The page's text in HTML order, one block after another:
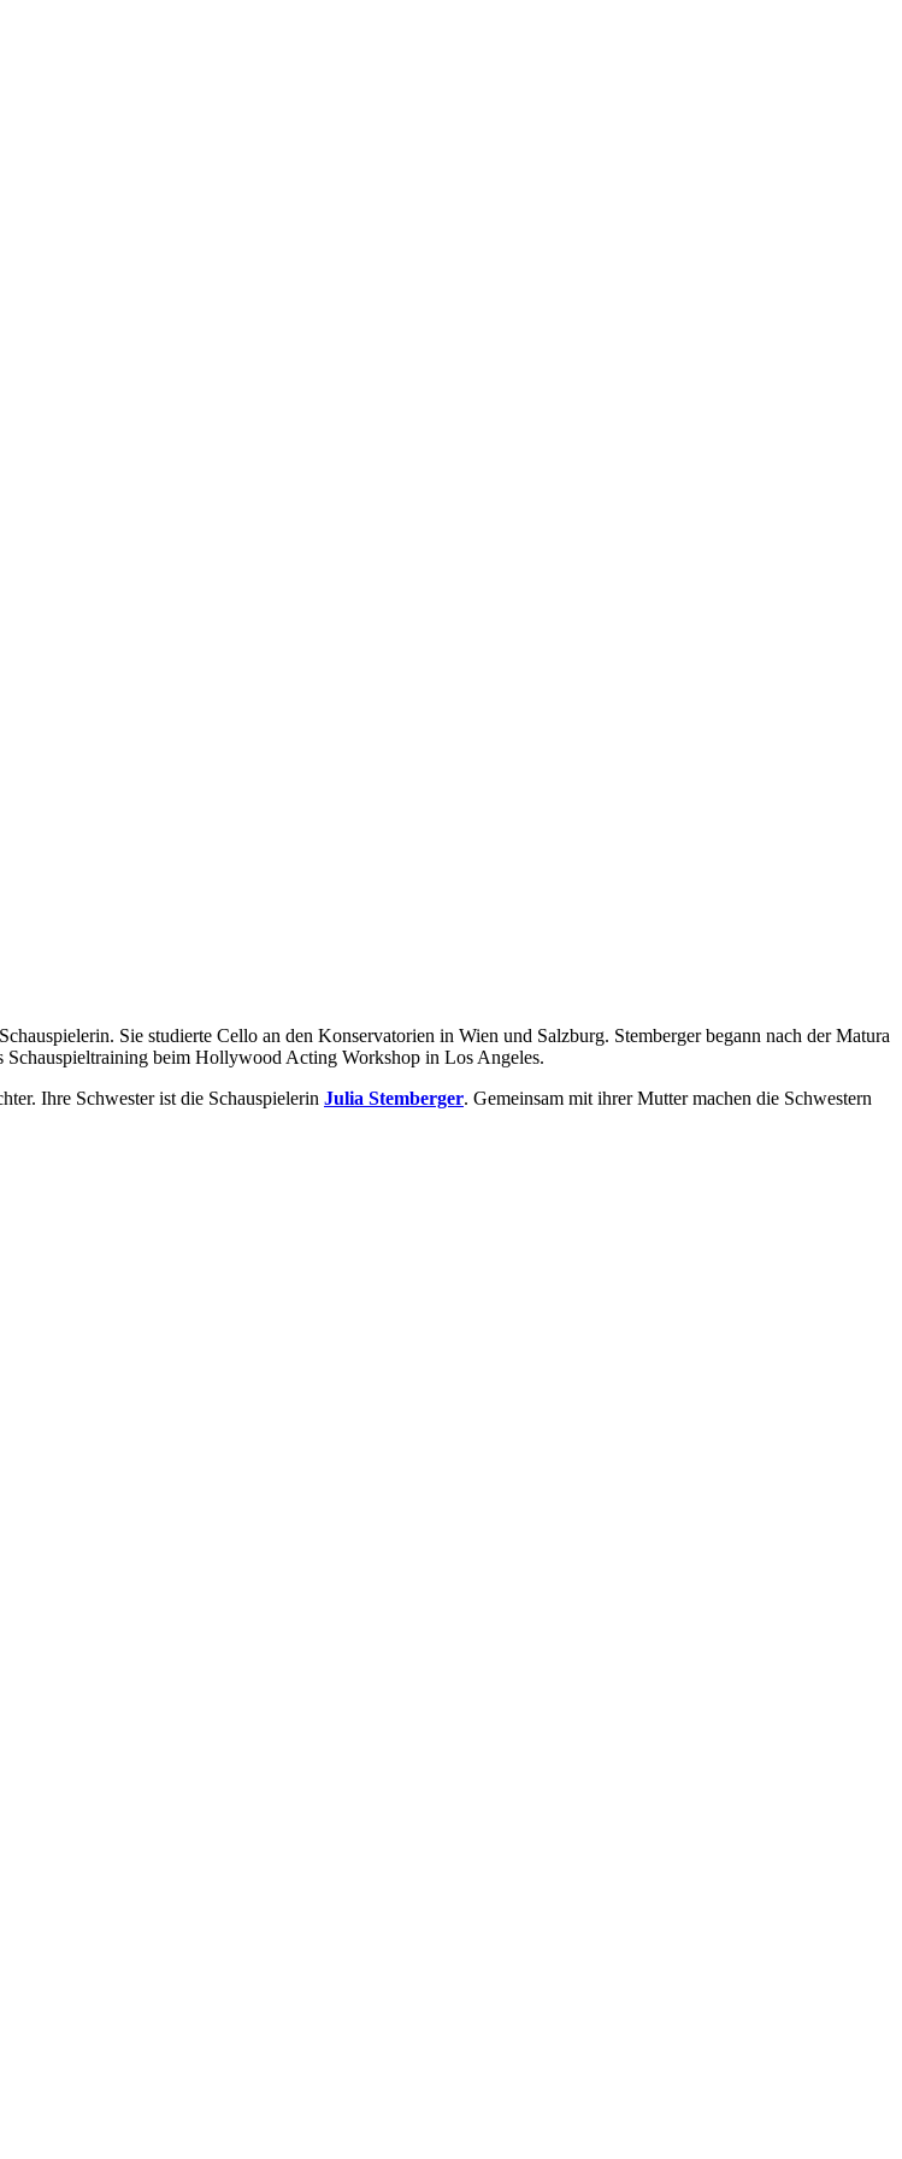
Sie studierte Cello an den Konservatorien in Wien und Salzburg. Stemberger begann nach der Matura
Schauspieltraining beim Hollywood Acting Workshop in Los Angeles.
Ihre Schwester ist die Schauspielerin Julia Stemberger. Gemeinsam mit ihrer Mutter machen die Schwestern